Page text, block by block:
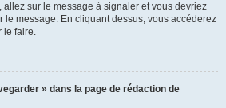
allez sur le message à signaler et vous devriez
le message. En cliquant dessus, vous accéderez
le faire.
» dans la page de rédaction de